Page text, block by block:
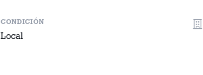
CONDICIÓN
Local